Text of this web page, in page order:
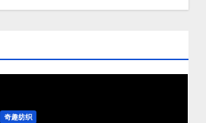
奇趣纺织